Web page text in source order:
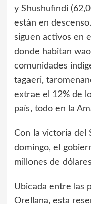
y Shushufindi
están en
siguen activos en
donde habitan
comunidades
tagaeri,
extrae el 12% de
país, todo en la
Con la victoria del
domingo, el
millones de
Ubicada entre las
Orellana, esta